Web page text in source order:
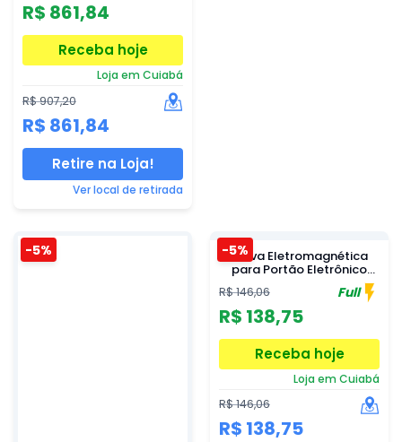
Base Fixação e
Engrenagem em Aluminio -
DR MOVE 600-AL
R$ 861,84
Receba hoje
Loja em Cuiabá
R$ 907,20
R$ 861,84
Retire na Loja!
Ver local de retirada
-5% -5%
Trava Eletromagnética
para Portão Eletrônico
Temporizador JFL - TR410
R$ 146,06 Full
R$ 138,75
Receba hoje
Loja em Cuiabá
R$ 146,06
R$ 138,75